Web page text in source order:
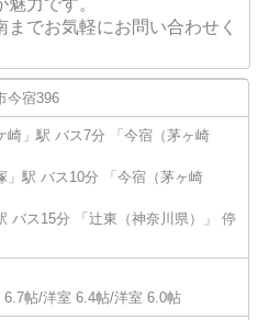
力です。
でお気軽にお問い合わせく
今宿396
崎 」駅 バス7分 「今宿（茅ヶ崎
」駅 バス10分 「今宿（茅ヶ崎
バス15分 「辻東（神奈川県）」 停
6.7帖/洋室 6.4帖/洋室 6.0帖